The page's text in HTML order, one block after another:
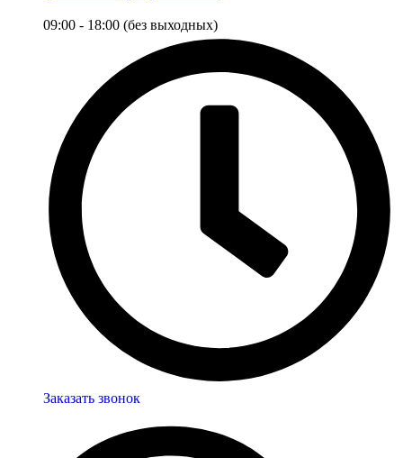
09:00 - 18:00 (без выходных)
Заказать звонок